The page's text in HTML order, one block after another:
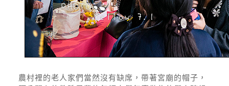
農村裡的老人家們當然沒有缺席，帶著宮廟的帽子，